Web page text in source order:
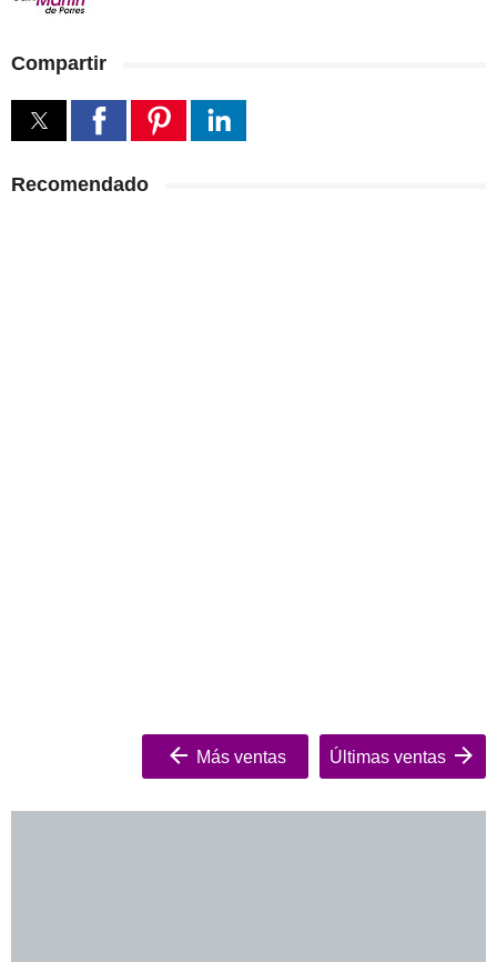
Compartir
Recomendado
Más ventas Últimas ventas